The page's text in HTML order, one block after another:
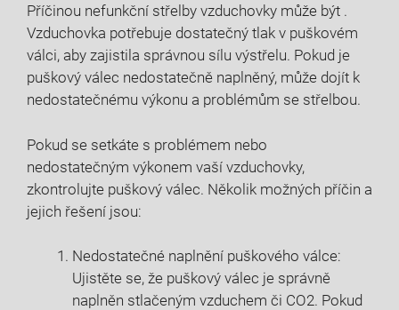
Příčinou nefunkční střelby vzduchovky může být .
Vzduchovka potřebuje dostatečný tlak v puškovém
válci, aby zajistila správnou sílu výstřelu. Pokud je
puškový válec nedostatečně naplněný, může dojít k
nedostatečnému výkonu a problémům se střelbou.
Pokud se setkáte s problémem nebo
nedostatečným výkonem vaší vzduchovky,
zkontrolujte puškový válec. Několik možných příčin a
jejich řešení jsou:
Nedostatečné naplnění puškového válce:
Ujistěte se, že puškový válec je správně
naplněn stlačeným vzduchem či CO2. Pokud